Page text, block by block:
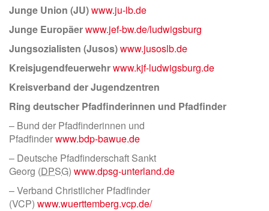
Junge Union (JU)www.ju-lb.de
Junge Europäerwww.jef-bw.de/ludwigsburg
Jungsozialisten (Jusos)www.jusoslb.de
Kreisjugendfeuerwehrwww.kjf-ludwigsburg.de
Kreisverband der Jugendzentren
Ring deutscher Pfadfinderinnen und Pfadfinder
– Bund der Pfadfinderinnen und
Pfadfinderwww.bdp-bawue.de
– Deutsche Pfadfinderschaft Sankt
Georg (DPSG) www.dpsg-unterland.de
– Verband Christlicher Pfadfinder
(VCP) www.wuerttemberg.vcp.de/